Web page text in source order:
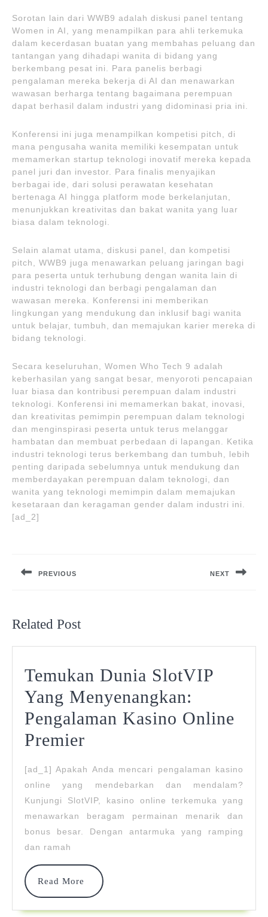
Sorotan lain dari WWB9 adalah diskusi panel tentang
Women in AI, yang menampilkan para ahli terkemuka
dalam kecerdasan buatan yang membahas peluang dan
tantangan yang dihadapi wanita di bidang yang
berkembang pesat ini. Para panelis berbagi
pengalaman mereka bekerja di AI dan menawarkan
wawasan berharga tentang bagaimana perempuan
dapat berhasil dalam industri yang didominasi pria ini.
Konferensi ini juga menampilkan kompetisi pitch, di
mana pengusaha wanita memiliki kesempatan untuk
memamerkan startup teknologi inovatif mereka kepada
panel juri dan investor. Para finalis menyajikan
berbagai ide, dari solusi perawatan kesehatan
bertenaga AI hingga platform mode berkelanjutan,
menunjukkan kreativitas dan bakat wanita yang luar
biasa dalam teknologi.
Selain alamat utama, diskusi panel, dan kompetisi
pitch, WWB9 juga menawarkan peluang jaringan bagi
para peserta untuk terhubung dengan wanita lain di
industri teknologi dan berbagi pengalaman dan
wawasan mereka. Konferensi ini memberikan
lingkungan yang mendukung dan inklusif bagi wanita
untuk belajar, tumbuh, dan memajukan karier mereka di
bidang teknologi.
Secara keseluruhan, Women Who Tech 9 adalah
keberhasilan yang sangat besar, menyoroti pencapaian
luar biasa dan kontribusi perempuan dalam industri
teknologi. Konferensi ini memamerkan bakat, inovasi,
dan kreativitas pemimpin perempuan dalam teknologi
dan menginspirasi peserta untuk terus melanggar
hambatan dan membuat perbedaan di lapangan. Ketika
industri teknologi terus berkembang dan tumbuh, lebih
penting daripada sebelumnya untuk mendukung dan
memberdayakan perempuan dalam teknologi, dan
wanita yang teknologi memimpin dalam memajukan
kesetaraan dan keragaman gender dalam industri ini.
[ad_2]
PREVIOUS NEXT
Related Post
Temukan Dunia SlotVIP
Yang Menyenangkan:
Pengalaman Kasino Online
Premier
SlotVIP
Yang
Menyenangkan:
Kasino
Online
Premier
[ad_1] Apakah Anda mencari pengalaman kasino
online yang mendebarkan dan mendalam?
Kunjungi SlotVIP, kasino online terkemuka yang
menawarkan beragam permainan menarik dan
bonus besar. Dengan antarmuka yang ramping
dan ramah
Read More
Read
More